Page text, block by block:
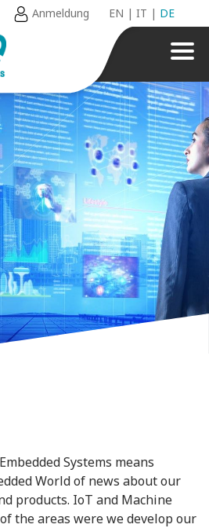
Anmeldung EN |IT | DE
Systems means
World of news about our
products. IoT and Machine
the areas were we develop our